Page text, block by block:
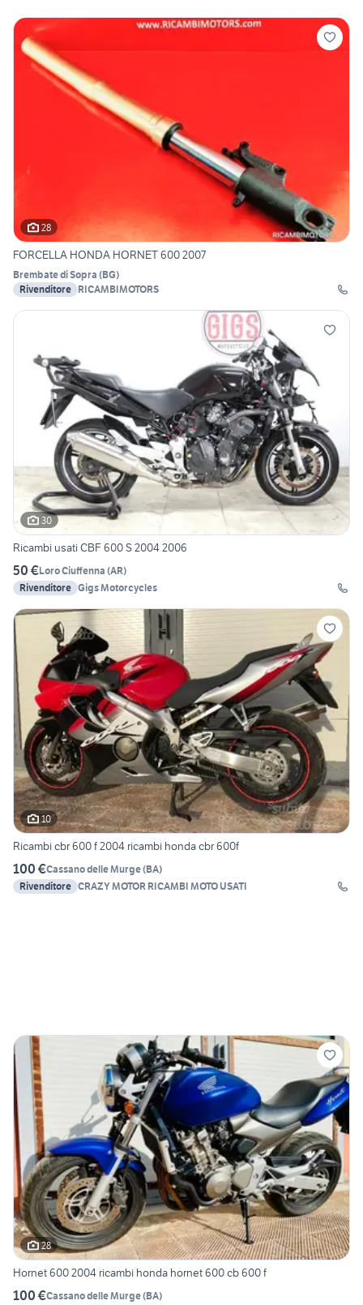
28
FORCELLA HONDA HORNET 600 2007
Brembate di Sopra (BG)
Rivenditore RICAMBIMOTORS
30
Ricambi usati CBF 600 S 2004 2006
50 €Loro Ciuffenna (AR)
Rivenditore Gigs Motorcycles
10
Ricambi cbr 600 f 2004 ricambi honda cbr 600f
100 €Cassano delle Murge(BA)
Rivenditore CRAZY MOTOR RICAMBI MOTO USATI
28
Hornet 600 2004 ricambi honda hornet 600 cb 600 f
100 €Cassano delle Murge(BA)